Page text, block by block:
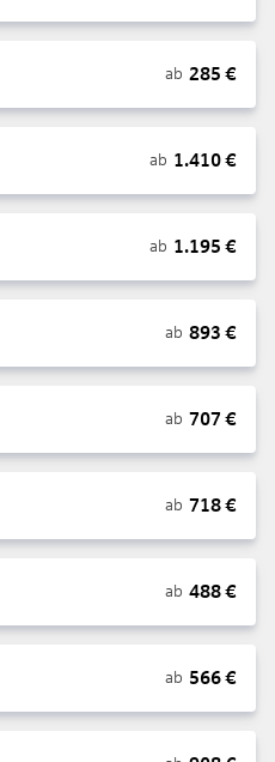
ab 285 €
ab 1.410€
ab 1.195 €
ab 893 €
ab 707 €
ab 718€
ab 488€
ab 566€